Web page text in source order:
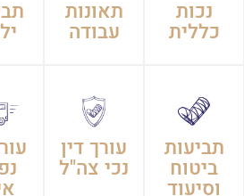
כללית עבודה
תביעות
ביטוח
וסיעוד
עורך דין
נכי צה"ל